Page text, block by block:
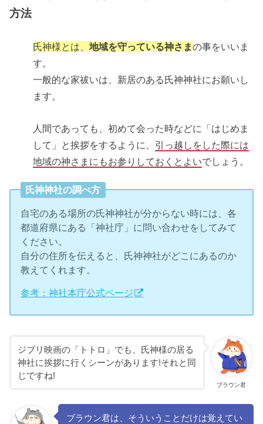
方法
氏神様とは、地域を守っている神さまの事をいいま
す。
一般的な家祓いは、新居のある氏神神社にお願いし
ます。
人間であっても、初めて会った時などに「はじめま
して」と挨拶をするように、 引っ越しをした際には
地域の神さまにもお参りしておくとよいでしょう。
氏神神社の調べ方
自宅のある場所の氏神神社が分からない時には、各
都道府県にある「神社庁」に問い合わせをしてみて
ください。
自分の住所を伝えると、氏神神社がどこにあるのか
教えてくれます。
参考：神社本庁公式ページ
ブラウン君
ジブリ映画の「トトロ」でも、氏神様の居る
神社に挨拶に行くシーンがあります!それと同
じですね!
ブラウン君は、そういうことだけは覚えてい